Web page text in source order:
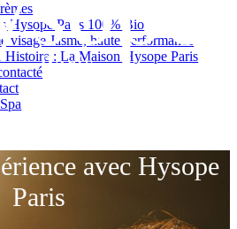
Hysope Paris 100% Bio
visage Jasme, haute performance
Histoire : La Maison Hysope Paris
avec Hysope
Paris